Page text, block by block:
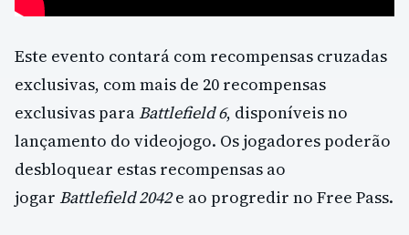
Este evento contará com recompensas cruzadas
exclusivas, com mais de 20 recompensas
exclusivas paraBattlefield 6, disponíveis no
lançamento do videojogo. Os jogadores poderão
desbloquear estas recompensas ao
jogar Battlefield 2042e ao progredir no Free Pass.